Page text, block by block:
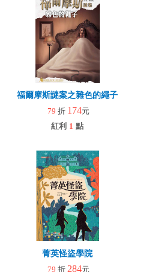
福爾摩斯謎案之雜色的繩子
79 折 174元
紅利 1 點
菁英怪盜學院
79 折 284元